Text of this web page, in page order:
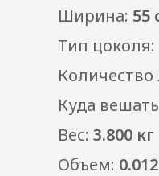
Ширина: 55
Тип цоколя:
Куда
Вес: 3.800 кг
Объем: